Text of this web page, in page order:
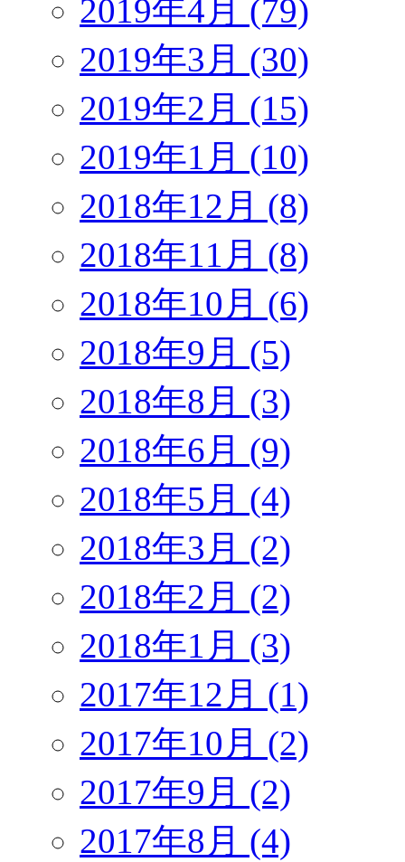
2019年4月 (79)
2019年3月 (30)
2019年2月 (15)
2019年1月 (10)
2018年12月 (8)
2018年11月 (8)
2018年10月 (6)
2018年9月 (5)
2018年8月 (3)
2018年6月 (9)
2018年5月 (4)
2018年3月 (2)
2018年2月 (2)
2018年1月 (3)
2017年12月 (1)
2017年10月 (2)
2017年9月 (2)
2017年8月 (4)